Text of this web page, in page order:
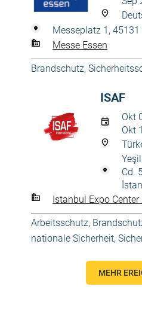
Messeplatz 1, 45131
Messe Essen
Brandschutz,
ISAF
Okt
Okt
Cd.
Istanbul Expo Center
Arbeitsschutz,
nationale Sicherheit,
MEHR